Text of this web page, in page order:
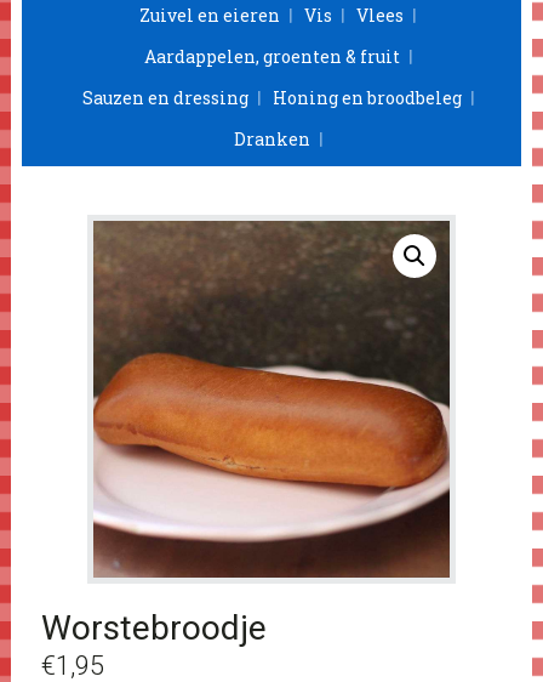
Zuivel en eieren
Vis
Vlees
Aardappelen, groenten & fruit
Sauzen en dressing
Honing en broodbeleg
Dranken
Worstebroodje
€1,95